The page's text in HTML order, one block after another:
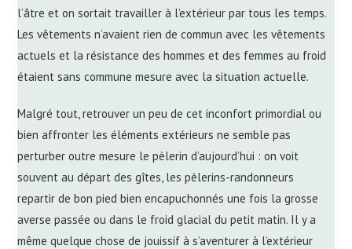
l’âtre et on sortait travailler à l’extérieur par tous les temps.
Les vêtements n’avaient rien de commun avec les vêtements
actuels et la résistance des hommes et des femmes au froid
étaient sans commune mesure avec la situation actuelle.
Malgré tout, retrouver un peu de cet inconfort primordial ou
bien affronter les éléments extérieurs ne semble pas
perturber outre mesure le pèlerin d’aujourd’hui : on voit
souvent au départ des gîtes, les pèlerins-randonneurs
repartir de bon pied bien encapuchonnés une fois la grosse
averse passée ou dans le froid glacial du petit matin. Il y a
même quelque chose de jouissif à s’aventurer à l’extérieur